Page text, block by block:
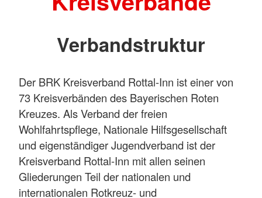
Verbandstruktur
Der BRK Kreisverband Rottal-Inn ist einer von
73 Kreisverbänden des Bayerischen Roten
Kreuzes. Als Verband der freien
Wohlfahrtspflege, Nationale Hilfsgesellschaft
und eigenständiger Jugendverband ist der
Kreisverband Rottal-Inn mit allen seinen
Gliederungen Teil der nationalen und
internationalen Rotkreuz- und